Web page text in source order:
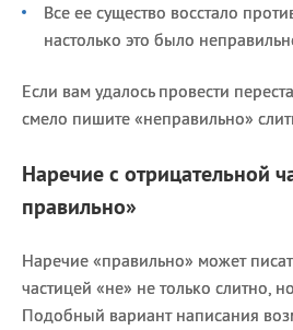
Все ее существо восстало
настолько это было
Если вам удалось провести
смело пишите «неправильно»
Наречие с отрицательной
правильно»
Наречие «правильно» может
частицей «не» не только слитно,
Подобный вариант написания